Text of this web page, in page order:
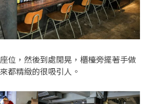
位，然後到處閒晃，櫃檯旁擺著手做
都精緻的很吸引人。